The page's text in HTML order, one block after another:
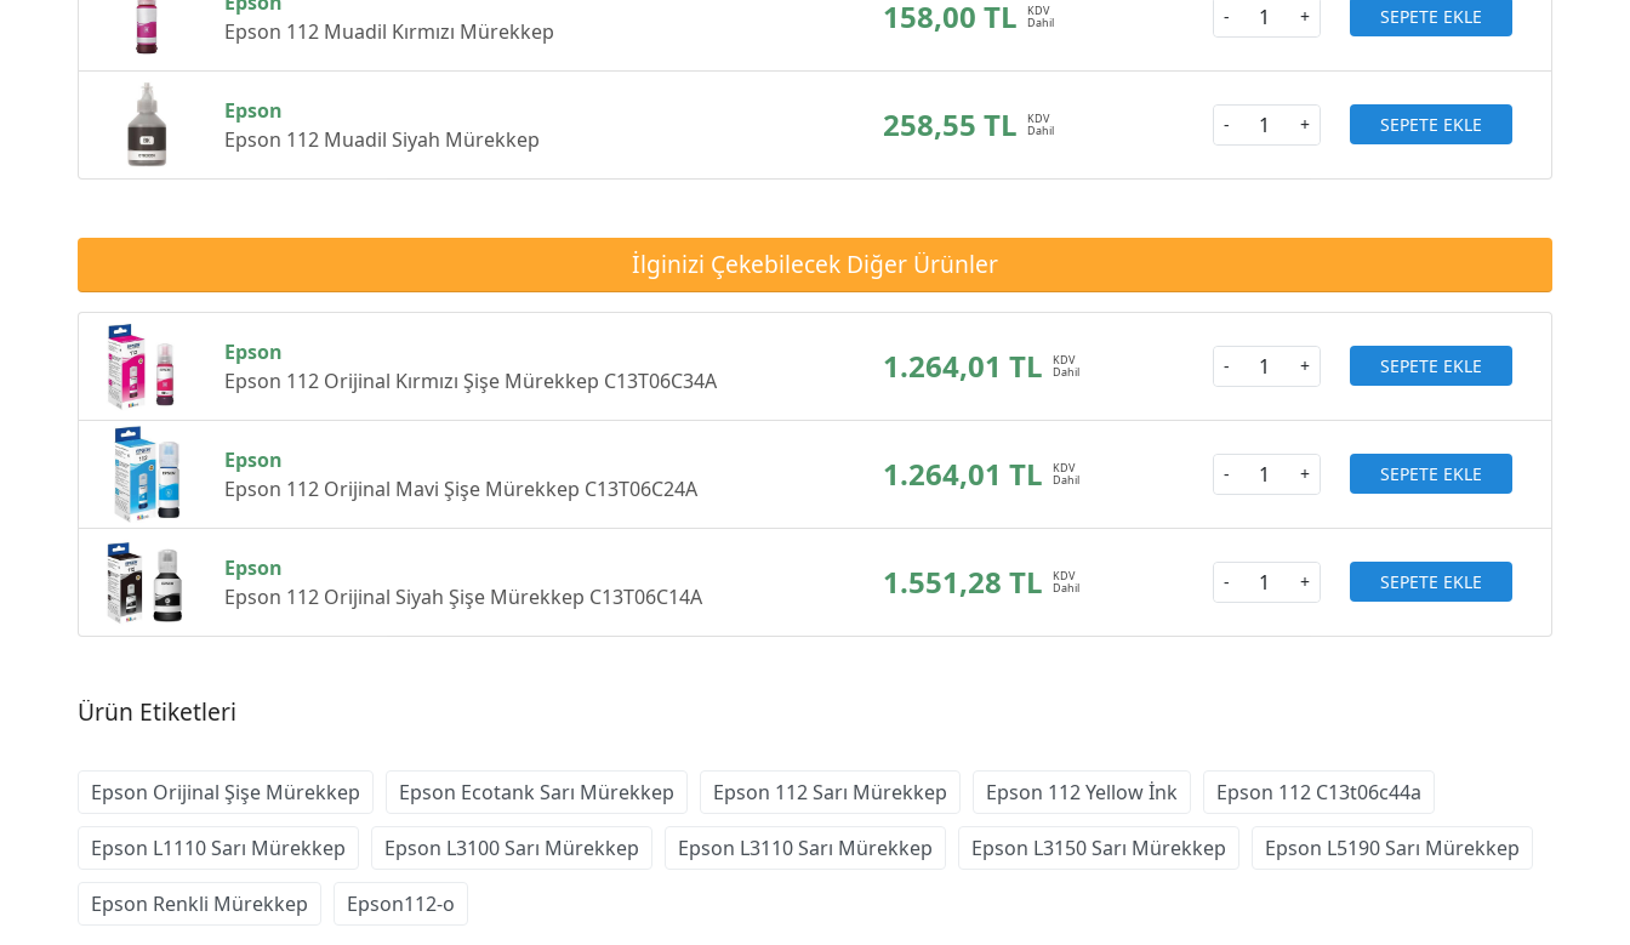
Epson 112 Muadil Kırmızı Mürekkep
158,00 TL - + SEPETE EKLE
Epson
Epson 112 Muadil Siyah Mürekkep
258,55 TL - + SEPETE EKLE
İlginizi Çekebilecek Diğer Ürünler
Epson
Epson 112 Orijinal Kırmızı Şişe Mürekkep C13T06C34A
1.264,01 TL - + SEPETE EKLE
Epson
Epson 112 Orijinal Mavi Şişe Mürekkep C13T06C24A
1.264,01 TL - + SEPETE EKLE
Epson
Epson 112 Orijinal Siyah Şişe Mürekkep C13T06C14A
1.551,28 TL - + SEPETE EKLE
Ürün Etiketleri
Epson Orijinal Şişe Mürekkep Epson Ecotank Sarı Mürekkep Epson 112 Sarı Mürekkep Epson 112 Yellow İnk Epson 112 C13t06c44a
Epson L1110 Sarı Mürekkep Epson L3100 Sarı Mürekkep Epson L3110 Sarı Mürekkep Epson L3150 Sarı Mürekkep Epson L5190 Sarı Mürekkep
Epson Renkli Mürekkep Epson112-o